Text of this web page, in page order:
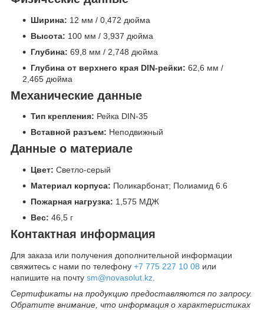
Ширина: 12 мм / 0,472 дюйма
Высота: 100 мм / 3,937 дюйма
Глубина: 69,8 мм / 2,748 дюйма
Глубина от верхнего края DIN-рейки: 62,6 мм /
2,465 дюйма
Механические данные
Тип крепления: Рейка DIN-35
Вставной разъем: Неподвижный
Данные о материале
Цвет: Светло-серый
Материал корпуса: Поликарбонат; Полиамид 6.6
Пожарная нагрузка: 1,575 МДЖ
Вес: 46,5 г
Контактная информация
Для заказа или получения дополнительной информации
свяжитесь с нами по телефону +7 775 227 10 08 или
напишите на почту sm@novasolut.kz
Сертификаты на продукцию предоставляются по запросу.
Обратите внимание, что информация о характеристиках